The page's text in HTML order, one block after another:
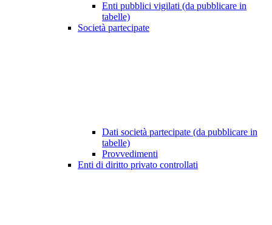
Enti pubblici vigilati (da pubblicare in
tabelle)
Società partecipate
Dati società partecipate (da pubblicare in
tabelle)
Provvedimenti
Enti di diritto privato controllati